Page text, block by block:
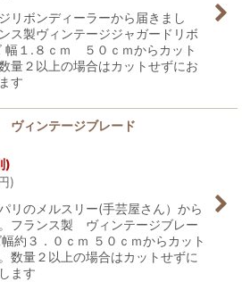
リボンディーラーから届きまし
ス製ヴィンテージジャガードリボ
１.８ｃｍ ５０ｃｍからカット
量２以上の場合はカットせずにお
す
ヴィンテージブレード
)
)
リのメルスリー(手芸屋さん）から
フランス製 ヴィンテージブレー
約３．０ｃｍ ５０ｃｍからカット
数量２以上の場合はカットせずに
ます